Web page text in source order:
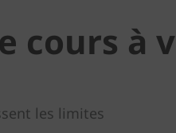
cours à
les limites